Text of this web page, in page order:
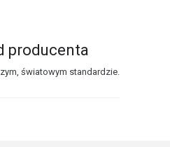
producenta
światowym standardzie.